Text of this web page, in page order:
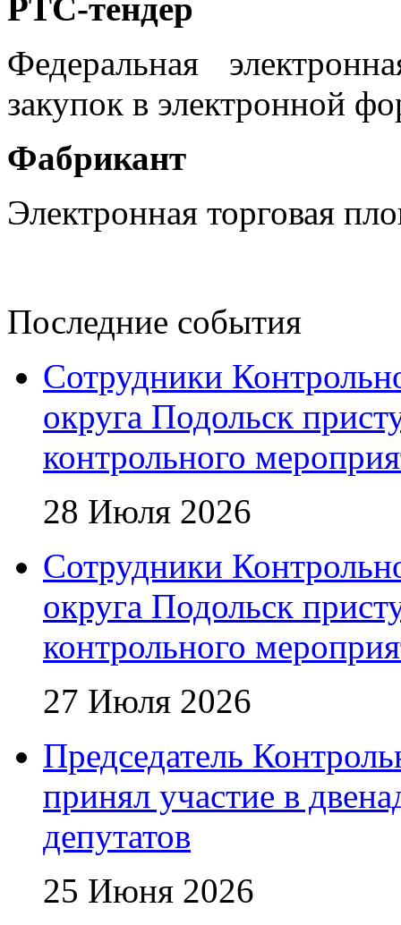
РТС-тендер
Федеральная
закупок в электронной
Фабрикант
Электронная торговая
Последние события
Сотрудники
округа Подольск
контрольного
28 Июля 2026
Сотрудники
округа Подольск
контрольного
27 Июля 2026
Председатель
принял участие в
депутатов
25 Июня 2026